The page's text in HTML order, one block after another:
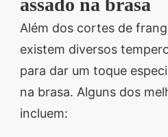
assado na brasa
Além dos cortes de
existem diversos
para dar um toque
na brasa. Alguns dos
incluem: